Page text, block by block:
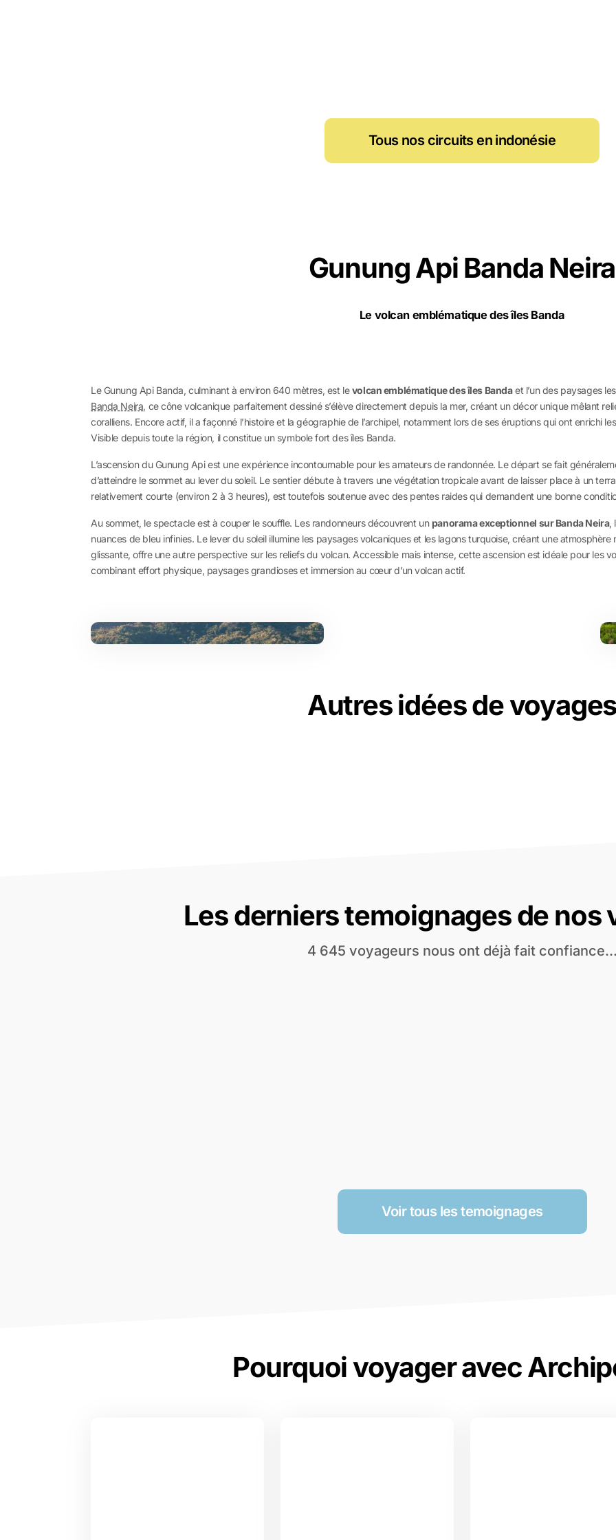
Tous nos circuits en indonésie
Gunung Api Banda Neira
Le volcan emblématique des îles Banda
Le Gunung Api Banda, culminant à environ 640 mètres, est levolcan emblématique des îles Bandaet l’un des paysages
Banda Neira, ce cône volcanique parfaitement dessiné s’élève directement depuis la mer, créant un décor unique mêlant
coralliens. Encore actif, il a façonné l’histoire et la géographie de l’archipel, notamment lors de ses éruptions qui ont enrichi
Visible depuis toute la région, il constitue un symbole fort des îles Banda.
L’ascension du Gunung Api est une expérience incontournable pour les amateurs de randonnée. Le départ se fait
d’atteindre le sommet au lever du soleil. Le sentier débute à travers une végétation tropicale avant de laisser place à un
relativement courte (environ 2 à 3 heures), est toutefois soutenue avec des pentes raides qui demandent une bonne
Au sommet, le spectacle est à couper le souffle. Les randonneurs découvrent un panorama exceptionnel sur Banda Neira,
nuances de bleu infinies. Le lever du soleil illumine les paysages volcaniques et les lagons turquoise, créant une
glissante, offre une autre perspective sur les reliefs du volcan. Accessible mais intense, cette ascension est idéale pour les
combinant effort physique, paysages grandioses et immersion au cœur d’un volcan actif.
Autres idées de
Les derniers temoignages de nos
4 645 voyageurs nous ont déjà fait
Voir tous les temoignages
Pourquoi voyager avec